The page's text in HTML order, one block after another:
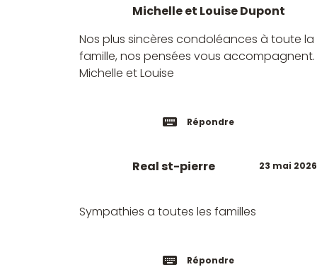
Michelle et Louise Dupont
Nos plus sincères condoléances à toute la
famille, nos pensées vous accompagnent.
Michelle et Louise
Répondre
23 mai 2026
Real st-pierre
Sympathies a toutes les familles
Répondre